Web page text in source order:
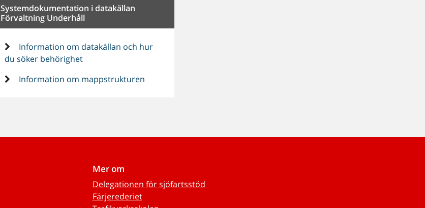
Systemdokumentation i datakällan
Förvaltning Underhåll
Information om datakällan och hur
du söker behörighet
Information om mappstrukturen
Mer om
Delegationen för sjöfartsstöd
Färjerederiet